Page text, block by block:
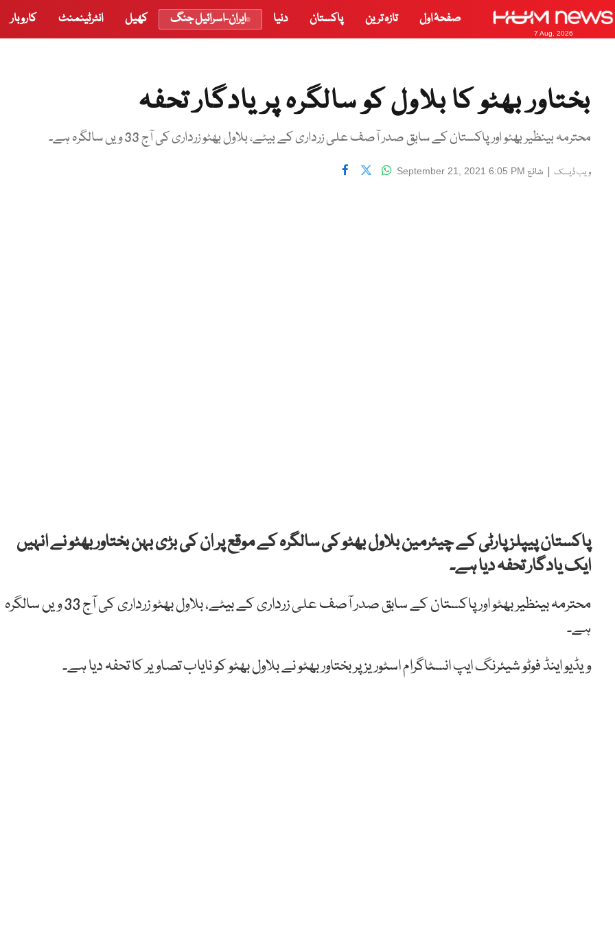
7 Aug, 2026
صفحۂ اول تازہ ترین پاکستان دنیا ایران-اسرائیل جنگ کھیل انٹرٹینمنٹ کاروبار
بختاور بھٹو کا بلاول کو سالگرہ پر یادگار تحفہ
محترمہ بینظیر بھٹو اور پاکستان کے سابق صدر آصف علی زرداری کے بیٹے، بلاول بھٹو زرداری کی آج 33 ویں سالگرہ ہے۔
ویب ڈیسک | شائع September 21, 2021 6:05 PM
پاکستان پیپلز پارٹی کے چیئرمین بلاول بھٹو کی سالگرہ کے موقع پر ان کی بڑی بہن بختاور بھٹو نے انہیں
ایک یادگار تحفہ دیا ہے۔
محترمہ بینظیر بھٹو اور پاکستان کے سابق صدر آصف علی زرداری کے بیٹے، بلاول بھٹو زرداری کی آج 33 ویں سالگرہ
ہے۔
ویڈیو اینڈ فوٹو شیئرنگ ایپ انسٹاگرام اسٹوریز پر بختاور بھٹو نے بلاول بھٹو کو نایاب تصاویر کا تحفہ دیا ہے۔